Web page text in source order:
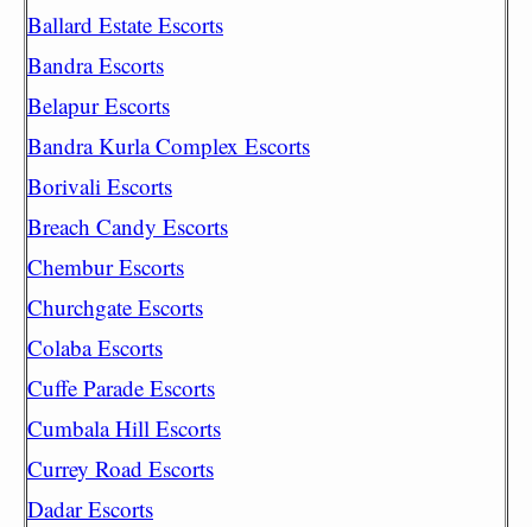
Ballard Estate Escorts
Bandra Escorts
Belapur Escorts
Bandra Kurla Complex Escorts
Borivali Escorts
Breach Candy Escorts
Chembur Escorts
Churchgate Escorts
Colaba Escorts
Cuffe Parade Escorts
Cumbala Hill Escorts
Currey Road Escorts
Dadar Escorts